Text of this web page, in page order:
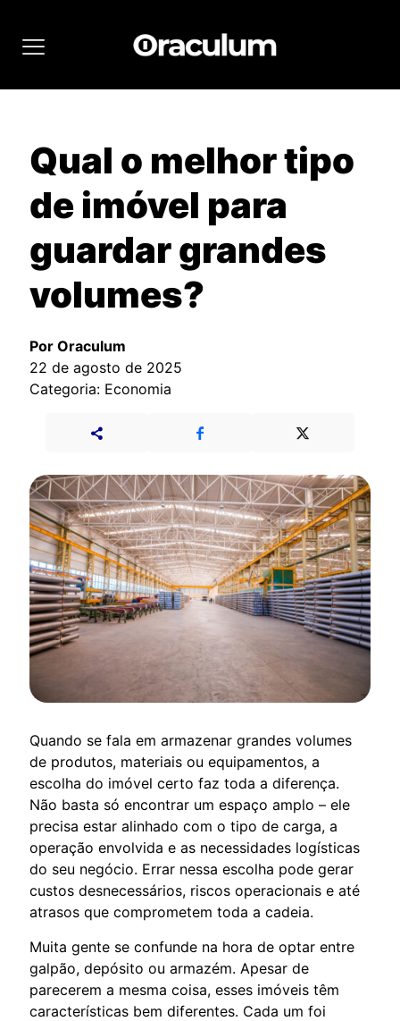
Qual o melhor tipo
de imóvel para
guardar grandes
volumes?
Por Oraculum
22 de agosto de 2025
Categoria: Economia
Quando se fala em armazenar grandes volumes
de produtos, materiais ou equipamentos, a
escolha do imóvel certo faz toda a diferença.
Não basta só encontrar um espaço amplo – ele
precisa estar alinhado com o tipo de carga, a
operação envolvida e as necessidades logísticas
do seu negócio. Errar nessa escolha pode gerar
custos desnecessários, riscos operacionais e até
atrasos que comprometem toda a cadeia.
Muita gente se confunde na hora de optar entre
galpão, depósito ou armazém. Apesar de
parecerem a mesma coisa, esses imóveis têm
características bem diferentes. Cada um foi